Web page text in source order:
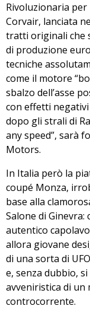
Rivoluzionaria
Corvair, lanciata
tratti originali che
di produzione
tecniche
come il motore
sbalzo dell’asse
con effetti
dopo gli strali di
any speed”, sarà
Motors.
In Italia però la
coupé Monza,
base alla
Salone di
autentico
allora giovane
di una sorta di UFO
e, senza dubbio,
avveniristica di
controcorrente.